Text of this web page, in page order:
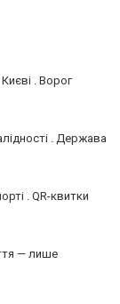
. Ворог
. Держава
. QR-квитки
— лише